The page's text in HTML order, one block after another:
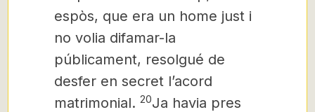
espòs, que era un home just i
no volia difamar-la
públicament, resolgué de
desfer en secret l’acord
matrimonial. 20Ja havia pres